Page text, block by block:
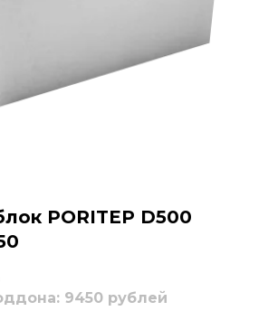
PORITEP D500
9450 рублей